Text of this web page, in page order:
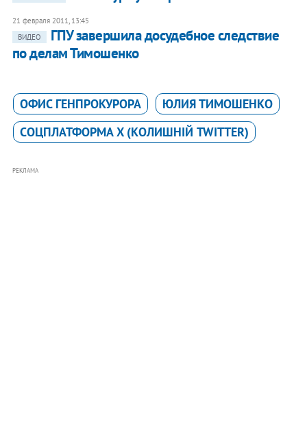
21 февраля 2011, 13:45
ВИДЕО
ГПУ завершила досудебное следствие
по делам Тимошенко
ОФИС ГЕНПРОКУРОРА
ЮЛИЯ ТИМОШЕНКО
CОЦПЛАТФОРМА X (КОЛИШНІЙ TWITTER)
РЕКЛАМА